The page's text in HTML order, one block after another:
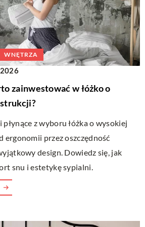
WNĘTRZA
zainwestować w łóżko o
z wyboru łóżka o wysokiej
ergonomii przez oszczędność
design. Dowiedz się, jak
snu i estetykę sypialni.
SMART DOM
działa nowoczesne ogrzewanie z
w Twoim domu.